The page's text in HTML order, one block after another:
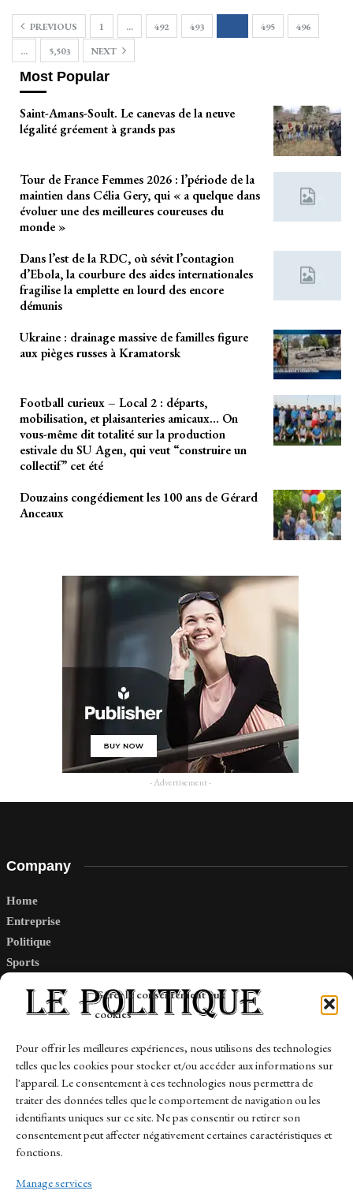
Gérer le consentement aux
cookies
Pour offrir les meilleures expériences, nous utilisons des technologies
telles que les cookies pour stocker et/ou accéder aux informations sur
l'appareil. Le consentement à ces technologies nous permettra de
traiter des données telles que le comportement de navigation ou les
identifiants uniques sur ce site. Ne pas consentir ou retirer son
consentement peut affecter négativement certaines caractéristiques et
fonctions.
Manage services
PREVIOUS 1 … 492 493 495
496
…
5,503 NEXT
Most Popular
Saint-Amans-Soult. Le canevas de la neuve
légalité gréement à grands pas
Tour de France Femmes 2026 : l’période de la
maintien dans Célia Gery, qui « a quelque dans
évoluer une des meilleures coureuses du
monde »
Dans l’est de la RDC, où sévit l’contagion
d’Ebola, la courbure des aides internationales
fragilise la emplette en lourd des encore
démunis
Ukraine : drainage massive de familles figure
aux pièges russes à Kramatorsk
Football curieux – Local 2 : départs,
mobilisation, et plaisanteries amicaux… On
vous-même dit totalité sur la production
estivale du SU Agen, qui veut “construire un
collectif” cet été
Douzains congédiement les 100 ans de Gérard
Anceaux
- Advertisement -
Company
Home
Entreprise
Politique
Sports
Links
Contact
Sitemap